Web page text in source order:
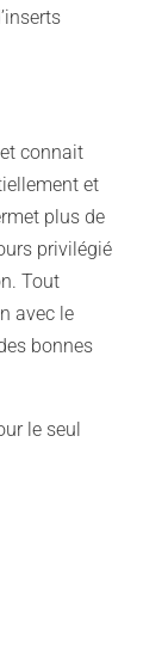
connait
et
plus de
privilégié
Tout
avec le
bonnes
le seul